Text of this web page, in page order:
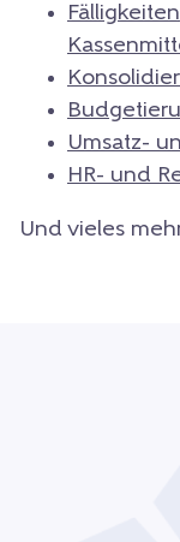
Fälligkeiten
Umsatz-
HR- und
Und vieles